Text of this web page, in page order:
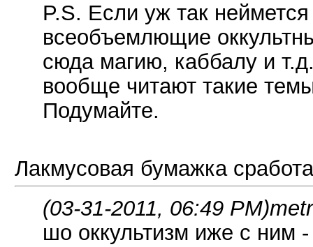
P.S. Если уж так
всеобъемлющие
сюда магию, каббалу и
вообще читают такие
Подумайте.
Лакмусовая бумажка
(03-31-2011, 06:49 PM)
шо оккультизм иже с ним